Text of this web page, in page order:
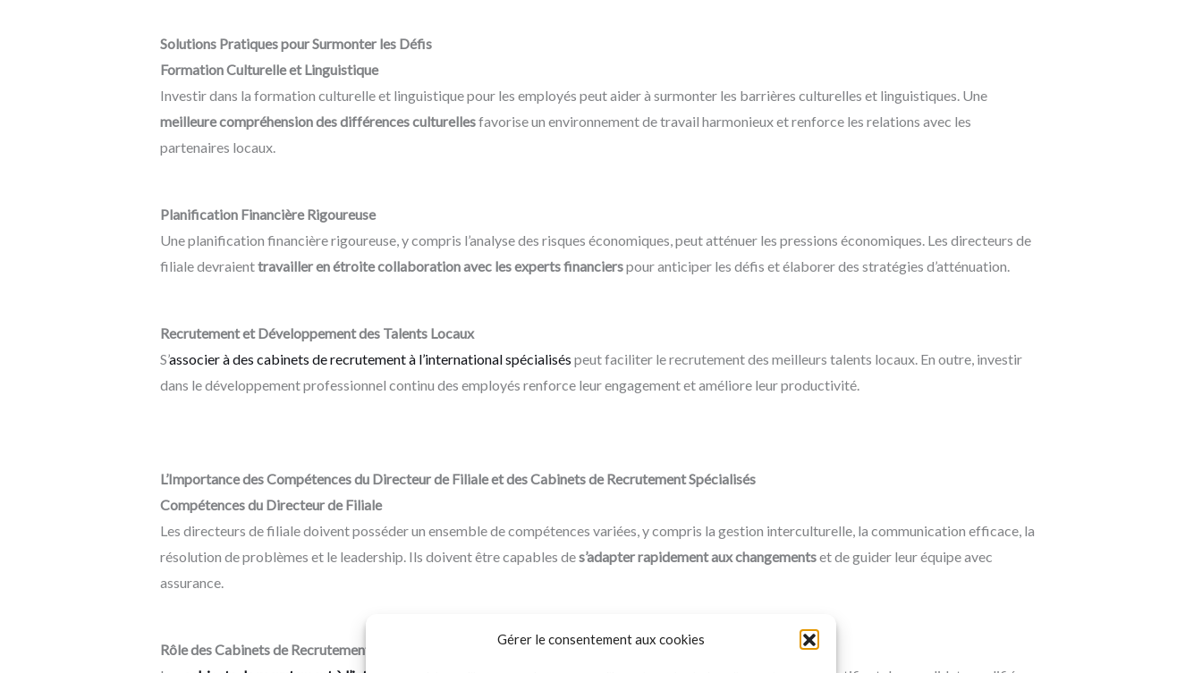
Gérer le consentement aux cookies
Solutions Pratiques pour Surmonter les Défis
Formation Culturelle et Linguistique
Investir dans la formation culturelle et linguistique pour les employés peut aider à surmonter les barrières culturelles et linguistiques. Une
meilleure compréhension des différences culturellesfavorise un environnement de travail harmonieux et renforce les relations avec les
partenaires locaux.
Planification Financière Rigoureuse
Une planification financière rigoureuse, y compris l’analyse des risques économiques, peut atténuer les pressions économiques. Les directeurs de
filiale devraienttravailler en étroite collaboration avec les experts financierspour anticiper les défis et élaborer des stratégies d’atténuation.
Recrutement et Développement des Talents Locaux
S’associer à des cabinets de recrutement à l’international spécialisés peut faciliter le recrutement des meilleurs talents locaux. En outre, investir
dans le développement professionnel continu des employés renforce leur engagement et améliore leur productivité.
L’Importance des Compétences du Directeur de Filiale et des Cabinets de Recrutement Spécialisés
Compétences du Directeur de Filiale
Les directeurs de filiale doivent posséder un ensemble de compétences variées, y compris la gestion interculturelle, la communication efficace, la
résolution de problèmes et le leadership. Ils doivent être capables des’adapter rapidement aux changementset de guider leur équipe avec
assurance.
Rôle des Cabinets de Recrutement Spécialisés